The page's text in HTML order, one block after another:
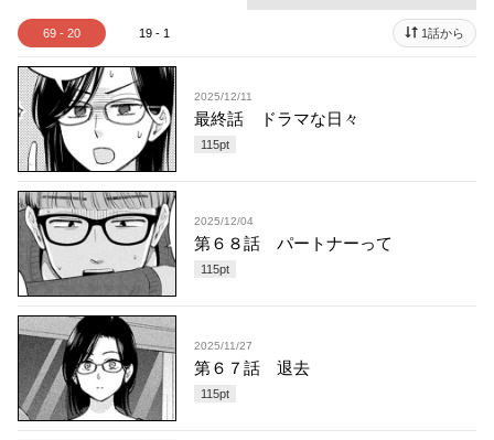
69 - 20 19 - 1 1話から
2025/12/11
最終話 ドラマな日々
115pt
2025/12/04
第６８話 パートナーって
115pt
2025/11/27
第６７話 退去
115pt